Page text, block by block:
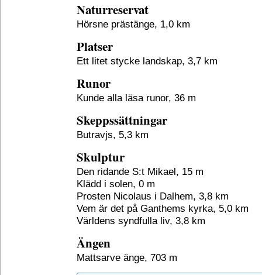
Naturreservat
Hörsne prästänge, 1,0 km
Platser
Ett litet stycke landskap, 3,7 km
Runor
Kunde alla läsa runor, 36 m
Skeppssättningar
Butravjs, 5,3 km
Skulptur
Den ridande S:t Mikael, 15 m
Klädd i solen, 0 m
Prosten Nicolaus i Dalhem, 3,8 km
Vem är det på Ganthems kyrka, 5,0 km
Världens syndfulla liv, 3,8 km
Ängen
Mattsarve änge, 703 m